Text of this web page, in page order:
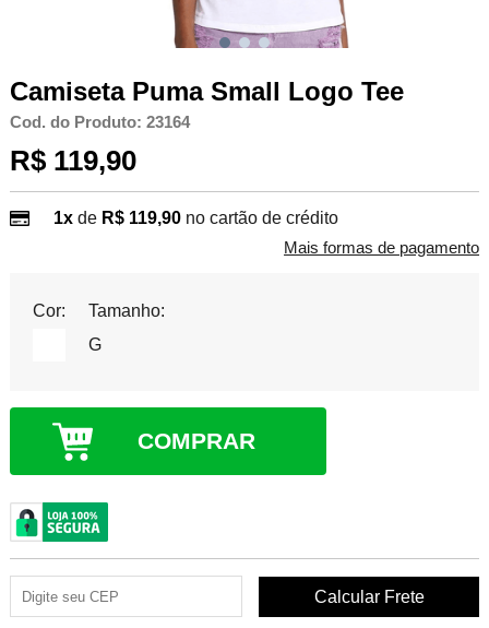
Camiseta Puma Small Logo Tee
Cod. do Produto: 23164
R$ 119,90
1xde R$ 119,90 no cartão de crédito
Mais formas de pagamento
Cor:
Tamanho:
G
COMPRAR